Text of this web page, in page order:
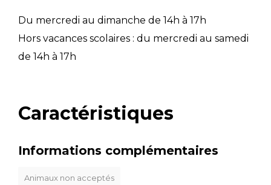
Du mercredi au dimanche de 14h à 17h
Hors vacances scolaires : du mercredi au samedi
de 14h à 17h
Caractéristiques
Informations complémentaires
Animaux non acceptés